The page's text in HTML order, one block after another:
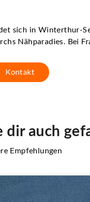
sich in Winterthur-
Nähparadies. Bei
Kontakt
dir auch
Empfehlungen